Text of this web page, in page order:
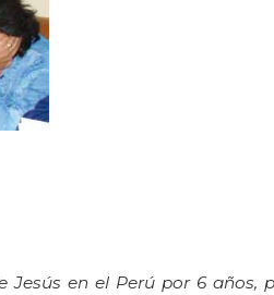
Jesús en el Perú por 6 años,